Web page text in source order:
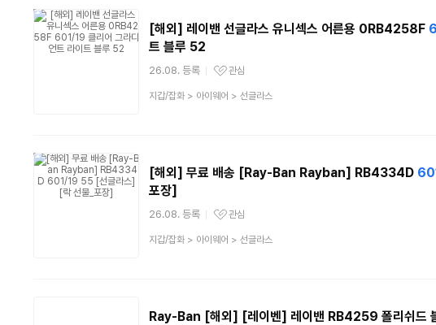
[해외] 레이밴 선글라스 유니섹스 어른용 0RB4258F
트 블루 52
26.08. 등록
관심상품
관심
상
지갑/잡화> 아이웨어 > 선글라스
[해외] 무료 배송 [Ray-Ban Rayban] RB4334D
포장]
26.08. 등록
관심상품
관심
상
지갑/잡화> 아이웨어 > 선글라스
Ray-Ban [해외] [레이벤] 레이밴 RB4259 폴리쉬드 블